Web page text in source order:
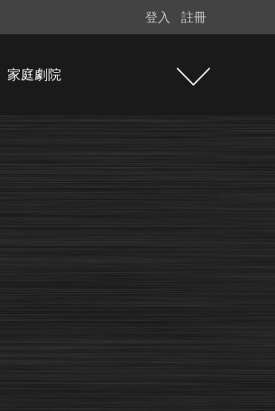
登入 註冊
家庭劇院